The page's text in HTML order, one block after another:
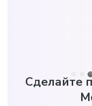
Сделайте